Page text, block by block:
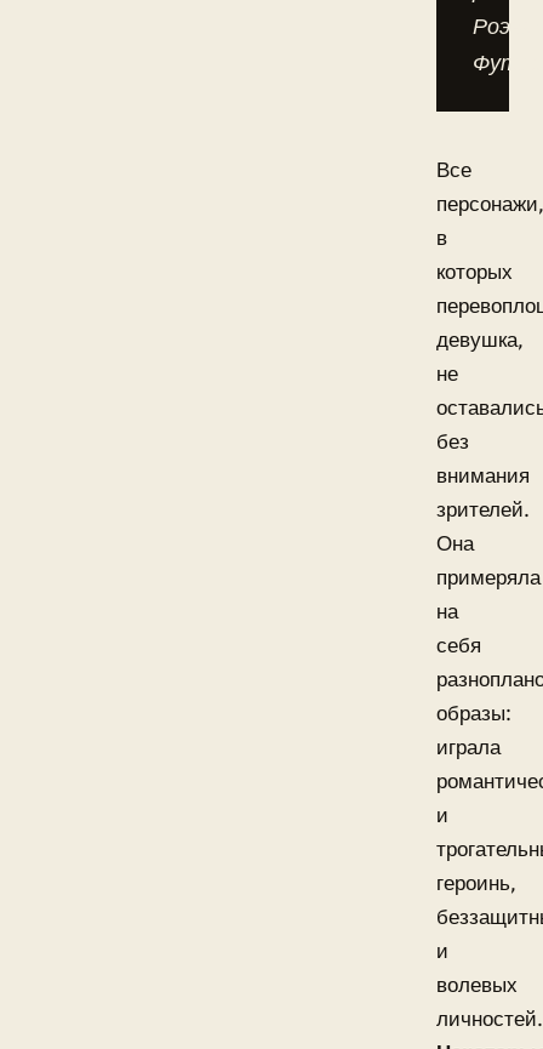
Роэны
Все
персонажи,
в
которых
девушка,
не
без
внимания
зрителей.
Она
примеряла
на
себя
образы:
играла
и
героинь,
и
волевых
личностей.